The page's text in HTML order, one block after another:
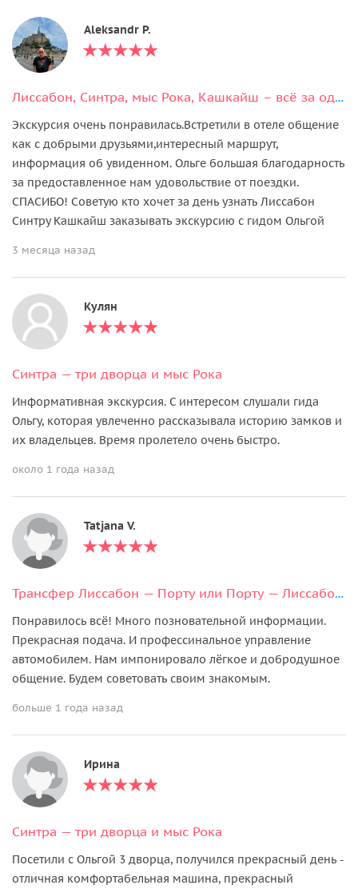
Aleksandr P.
Лиссабон, Синтра, мыс Рока, Кашкайш – всё за один день
Экскурсия очень понравилась.Встретили в отеле общение
как с добрыми друзьями,интересный маршрут,
информация об увиденном. Ольге большая благодарность
за предоставленное нам удовольствие от поездки.
СПАСИБО! Советую кто хочет за день узнать Лиссабон
Синтру Кашкайш заказывать экскурсию с гидом Ольгой
3 месяца назад
Кулян
Синтра — три дворца и мыс Рока
Информативная экскурсия. С интересом слушали гида
Ольгу, которая увлеченно рассказывала историю замков и
их владельцев. Время пролетело очень быстро.
около 1 года назад
Tatjana V.
Трансфер Лиссабон — Порту или Порту — Лиссабон с экскурсиями
Понравилось всё! Много позновательной информации.
Прекрасная подача. И профессинальное управление
автомобилем. Нам импонировало лёгкое и добродушное
общение. Будем советовать своим знакомым.
больше 1 года назад
Ирина
Синтра — три дворца и мыс Рока
Посетили с Ольгой 3 дворца, получился прекрасный день -
отличная комфортабельная машина, прекрасный